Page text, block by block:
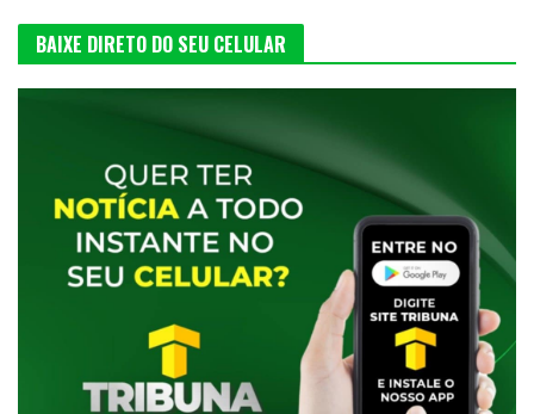
BAIXE DIRETO DO SEU CELULAR